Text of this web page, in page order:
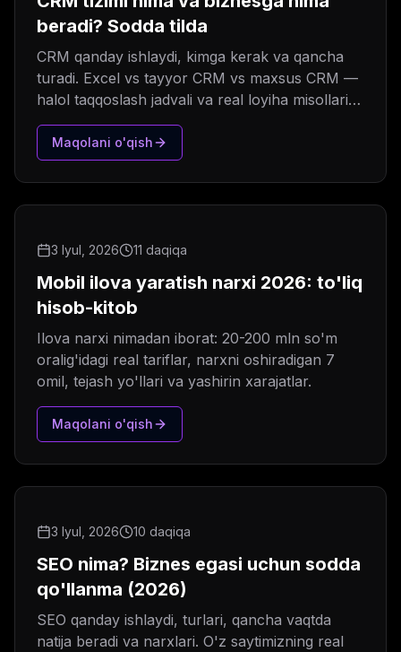
beradi? Sodda tilda
CRM qanday ishlaydi, kimga kerak va qancha
turadi. Excel vs tayyor CRM vs maxsus CRM —
halol taqqoslash jadvali va real loyiha misollari
bilan.
Maqolani o'qish
3 Iyul, 2026 11 daqiqa
Mobil ilova yaratish narxi 2026: to'liq
hisob-kitob
Ilova narxi nimadan iborat: 20-200 mln so'm
oralig'idagi real tariflar, narxni oshiradigan 7
omil, tejash yo'llari va yashirin xarajatlar.
Maqolani o'qish
3 Iyul, 2026 10 daqiqa
SEO nima? Biznes egasi uchun sodda
qo'llanma (2026)
SEO qanday ishlaydi, turlari, qancha vaqtda
natija beradi va narxlari. O'z saytimizning real